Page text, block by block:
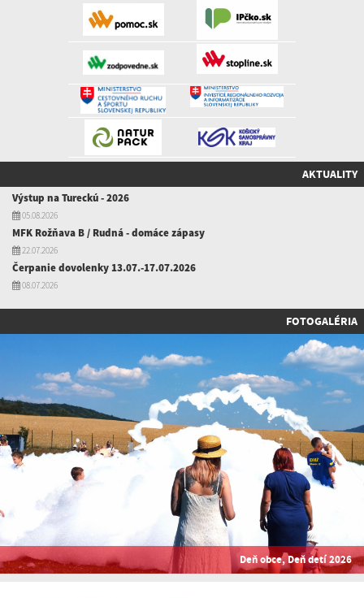
AKTUALITY
Výstup na Tureckú - 2026
05.08.2026
MFK Rožňava B / Rudná - domáce zápasy
22.07.2026
Čerpanie dovolenky 13.07.-17.07.2026
08.07.2026
FOTOGALÉRIA
Deň obce, Deň detí 2026